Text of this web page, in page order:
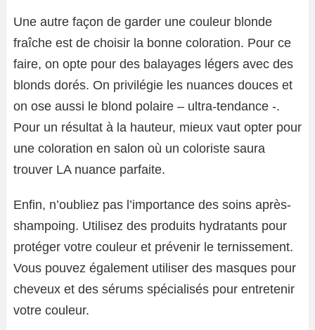
Une autre façon de garder une couleur blonde
fraîche est de choisir la bonne coloration. Pour ce
faire, on opte pour des balayages légers avec des
blonds dorés. On privilégie les nuances douces et
on ose aussi le blond polaire – ultra-tendance -.
Pour un résultat à la hauteur, mieux vaut opter pour
une coloration en salon où un coloriste saura
trouver LA nuance parfaite.
Enfin, n’oubliez pas l’importance des soins après-
shampoing. Utilisez des produits hydratants pour
protéger votre couleur et prévenir le ternissement.
Vous pouvez également utiliser des masques pour
cheveux et des sérums spécialisés pour entretenir
votre couleur.